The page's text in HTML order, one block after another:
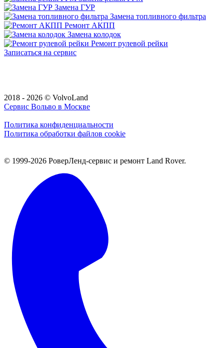
Замена ГУР
Замена топливного фильтра
Ремонт АКПП
Замена колодок
Ремонт рулевой рейки
Записаться на сервис
2018 - 2026 © VolvoLand
Сервис Вольво в Москве
Политика конфиденциальности
Политика обработки файлов cookie
© 1999-2026 РоверЛенд-сервис и ремонт Land Rover.